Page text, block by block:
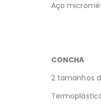
Aço
CONCHA
2 tamanhos